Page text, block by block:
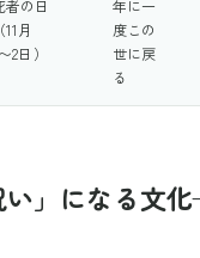
者の日
（11月
2日）
年に一
度この
世に戻
る
い」になる文